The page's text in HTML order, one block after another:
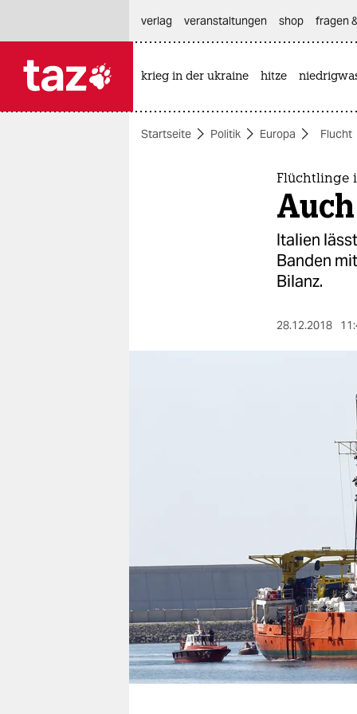
themen
unterstützen
abo
genossenschaft
verlag
veranstaltungen shop fragen
krieg in der ukraine hitze
Startseite Politik Europa Flucht
Flüchtlinge
Italien
Banden
Bilanz.
28.12.2018